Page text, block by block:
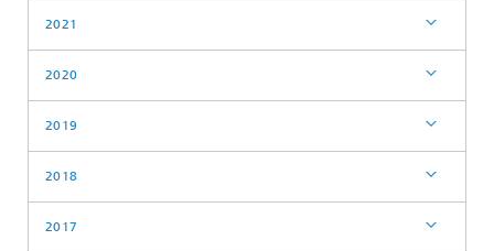
2021
2020
2019
2018
2017